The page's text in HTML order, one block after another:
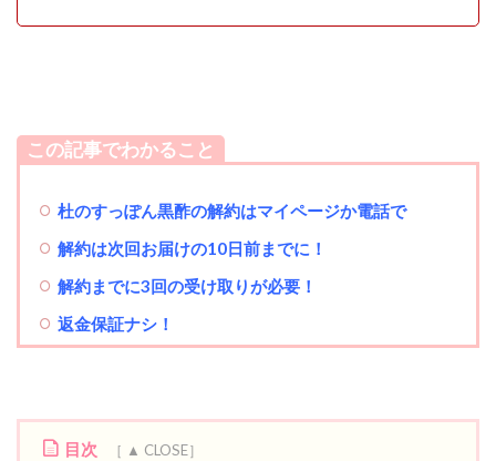
この記事でわかること
杜のすっぽん黒酢の解約はマイページか電話で
解約は次回お届けの10日前までに！
解約までに3回の受け取りが必要！
返金保証ナシ！
目次